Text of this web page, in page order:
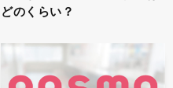
どのくらい？